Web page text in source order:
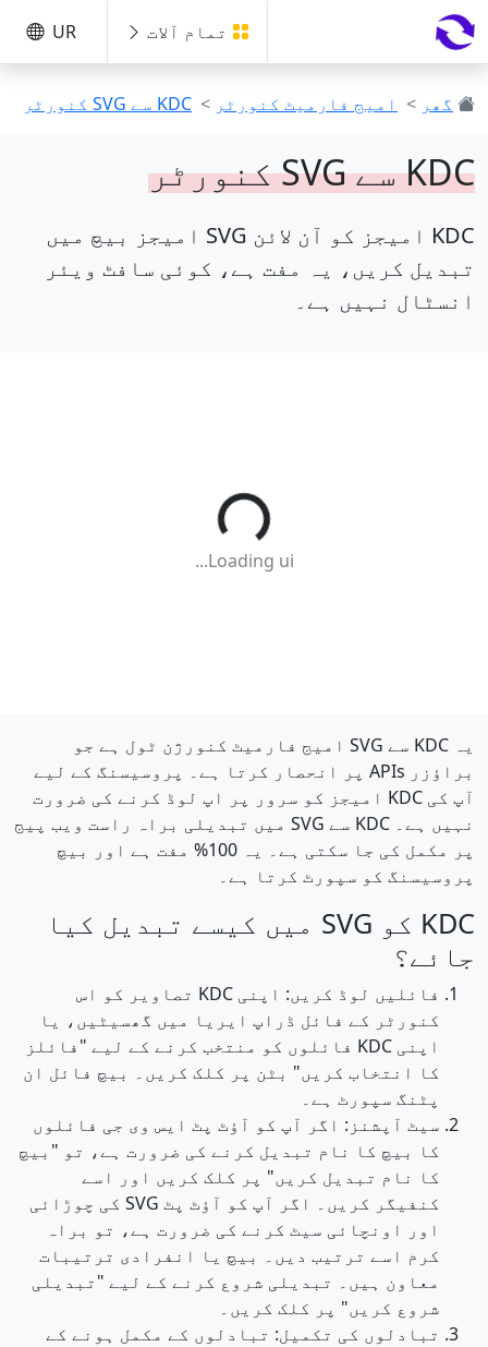
تمام آلات UR
گھر > امیج فارمیٹ کنورٹر > KDC سے SVG کنورٹر
KDC سے SVG کنورٹر
KDC امیجز کو آن لائن SVG امیجز بیچ میں
تبدیل کریں، یہ مفت ہے، کوئی سافٹ ویئر
انسٹال نہیں ہے۔
Loading ui...
یہ KDC سے SVG امیج فارمیٹ کنورژن ٹول ہے جو
براؤزر APIs پر انحصار کرتا ہے۔ پروسیسنگ کے لیے
آپ کی KDC امیجز کو سرور پر اپ لوڈ کرنے کی ضرورت
نہیں ہے۔ KDC سے SVG میں تبدیلی براہ راست ویب پیج
پر مکمل کی جا سکتی ہے۔ یہ 100% مفت ہے اور بیچ
پروسیسنگ کو سپورٹ کرتا ہے۔
KDC کو SVG میں کیسے تبدیل کیا
جائے؟
فائلیں لوڈ کریں: اپنی KDC تصاویر کو اس
کنورٹر کے فائل ڈراپ ایریا میں گھسیٹیں، یا
اپنی KDC فائلوں کو منتخب کرنے کے لیے "فائلز
کا انتخاب کریں" بٹن پر کلک کریں۔ بیچ فائل ان
پٹنگ سپورٹ ہے۔
سیٹ آپشنز: اگر آپ کو آؤٹ پٹ ایس وی جی فائلوں
کا بیچ کا نام تبدیل کرنے کی ضرورت ہے، تو "بیچ
کا نام تبدیل کریں" پر کلک کریں اور اسے
کنفیگر کریں۔ اگر آپ کو آؤٹ پٹ SVG کی چوڑائی
اور اونچائی سیٹ کرنے کی ضرورت ہے، تو براہ
کرم اسے ترتیب دیں۔ بیچ یا انفرادی ترتیبات
معاون ہیں۔ تبدیلی شروع کرنے کے لیے "تبدیلی
شروع کریں" پر کلک کریں۔
تبادلوں کی تکمیل: تبادلوں کے مکمل ہونے کے